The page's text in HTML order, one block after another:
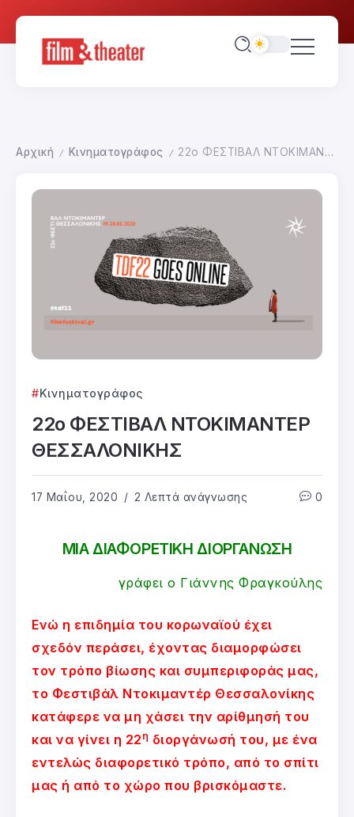
Αρχική / Κινηματογράφος / 22ο ΦΕΣΤΙΒΑΛ ΝΤΟΚΙΜΑΝΤΕΡ ΘΕΣΣΑΛΟΝΙΚΗΣ
Κινηματογράφος
22ο ΦΕΣΤΙΒΑΛ ΝΤΟΚΙΜΑΝΤΕΡ
ΘΕΣΣΑΛΟΝΙΚΗΣ
17 Μαΐου, 2020 2 Λεπτά ανάγνωσης 0
ΜΙΑ ΔΙΑΦΟΡΕΤΙΚΗ ΔΙΟΡΓΑΝΩΣΗ
γράφει ο Γιάννης Φραγκούλης
Ενώ η επιδημία του κορωναϊού έχει
σχεδόν περάσει, έχοντας διαμορφώσει
τον τρόπο βίωσης και συμπεριφοράς μας,
το Φεστιβάλ Ντοκιμαντέρ Θεσσαλονίκης
κατάφερε να μη χάσει την αρίθμησή του
και να γίνει η 22 η διοργάνωσή του, με ένα
εντελώς διαφορετικό τρόπο, από το σπίτι
μας ή από το χώρο που βρισκόμαστε.